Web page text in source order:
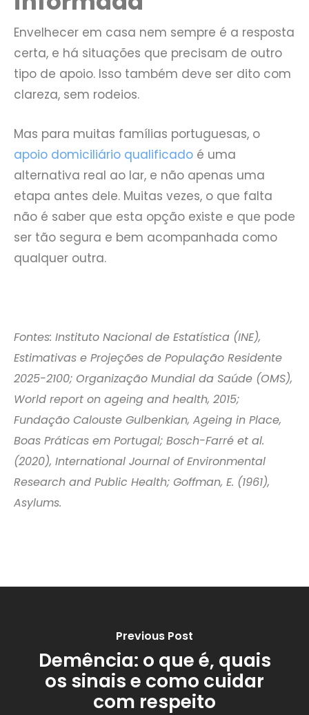
Envelhecer em casa nem sempre é a resposta
certa, e há situações que precisam de outro
tipo de apoio. Isso também deve ser dito com
clareza, sem rodeios.
Mas para muitas famílias portuguesas, o
apoio domiciliário qualificado é uma
alternativa real ao lar, e não apenas uma
etapa antes dele. Muitas vezes, o que falta
não é saber que esta opção existe e que pode
ser tão segura e bem acompanhada como
qualquer outra.
Fontes: Instituto Nacional de Estatística (INE),
Estimativas e Projeções de População Residente
2025-2100; Organização Mundial da Saúde (OMS),
World report on ageing and health, 2015;
Fundação Calouste Gulbenkian, Ageing in Place,
Boas Práticas em Portugal; Bosch-Farré et al.
(2020), International Journal of Environmental
Research and Public Health; Goffman, E. (1961),
Asylums.
Previous Post
Demência: o que é, quais
os sinais e como cuidar
com respeito